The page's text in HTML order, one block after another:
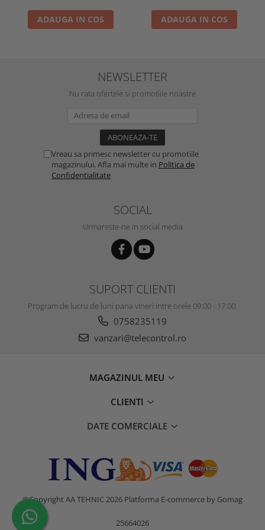
ADAUGA IN COS ADAUGA IN COS
NEWSLETTER
Nu rata ofertele si promotiile noastre
Vreau sa primesc newsletter cu promotiile
magazinului. Afla mai multe in Politica de
Confidentialitate
SOCIAL
Urmareste-ne in social media
SUPORT CLIENTI
Program de lucru de luni pana vineri intre orele 09:00 - 17:00.
0758235119
vanzari@telecontrol.ro
MAGAZINUL MEU
CLIENTI
DATE COMERCIALE
©Copyright AA TEHNIC 2026 Platforma E-commerce by Gomag
25664026